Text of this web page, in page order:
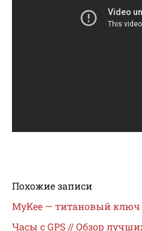
Похожие записи
MyKee — титановый
Часы с GPS // Обзор